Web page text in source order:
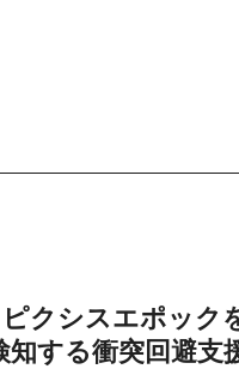
ピクシスエポック
知する衝突回避